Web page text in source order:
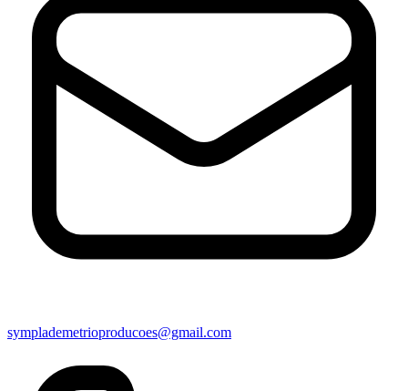
symplademetrioproducoes@gmail.com